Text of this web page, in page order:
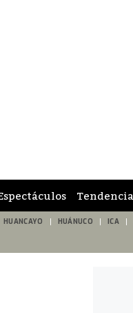
Tendencia
HUANCAYO HUÁNUCO ICA